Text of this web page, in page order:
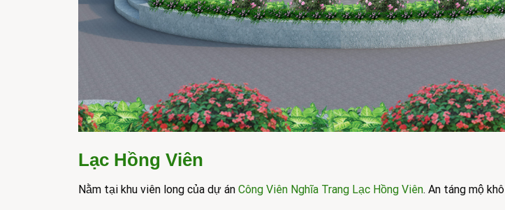
Lạc Hồng Viên
Nằm tại khu viên long của dự án Công Viên Nghĩa Trang Lạc Hồng Viên. An táng mộ khô